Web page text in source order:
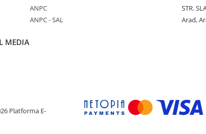
ANPC
ANPC - SAL
STR.
Arad,
MEDIA
Platforma E-